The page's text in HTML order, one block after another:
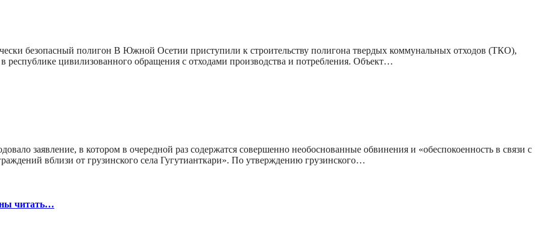
безопасный полигон В Южной Осетии приступили к строительству полигона твердых коммунальных отходов (ТКО),
республике цивилизованного обращения с отходами производства и потребления. Объект…
заявление, в котором в очередной раз содержатся совершенно необоснованные обвинения и «обеспокоенность в связи с
вблизи от грузинского села Гугутианткари». По утверждению грузинского…
читать…